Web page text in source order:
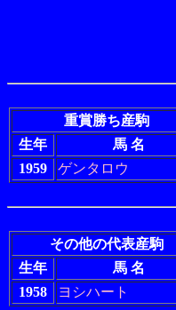
重賞勝ち産駒
生年
馬 名
1959
ゲンタロウ
その他の代表産駒
生年
馬 名
1958
ヨシハート